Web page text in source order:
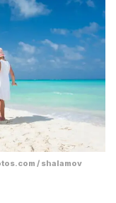
/ shalamov